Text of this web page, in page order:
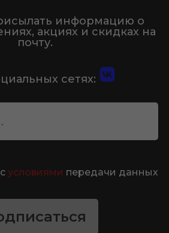
информацию о
акциях и скидках на
почту.
сетях:
условиями передачи данных